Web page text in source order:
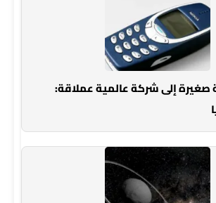
صغيرة إلى شركة عالمية عملاقة: